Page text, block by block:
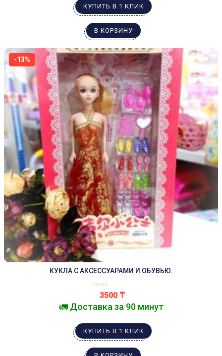
КУПИТЬ В 1 КЛИК
В КОРЗИНУ
-13%
КУКЛА С АКСЕССУАРАМИ И ОБУВЬЮ.
3500 ₸
🚛 Доставка за 90 минут
КУПИТЬ В 1 КЛИК